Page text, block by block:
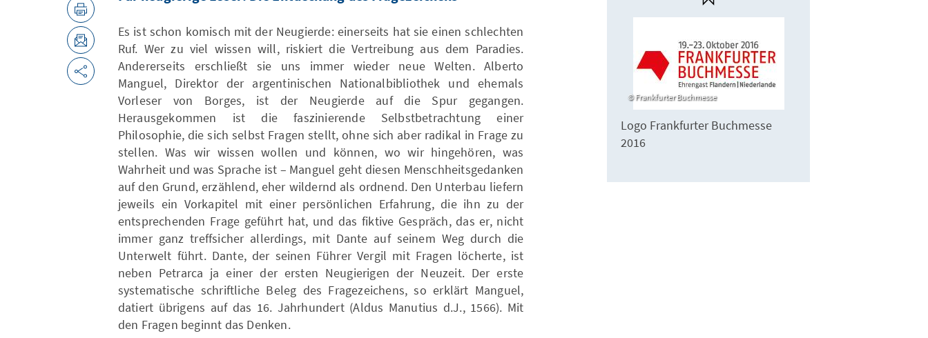
Es ist schon komisch mit der Neugierde: einerseits hat sie einen schlechten
Ruf. Wer zu viel wissen will, riskiert die Vertreibung aus dem Paradies.
Andererseits erschließt sie uns immer wieder neue Welten. Alberto
Manguel, Direktor der argentinischen Nationalbibliothek und ehemals
Vorleser von Borges, ist der Neugierde auf die Spur gegangen.
Herausgekommen ist die faszinierende Selbstbetrachtung einer
Philosophie, die sich selbst Fragen stellt, ohne sich aber radikal in Frage zu
stellen. Was wir wissen wollen und können, wo wir hingehören, was
Wahrheit und was Sprache ist – Manguel geht diesen Menschheitsgedanken
auf den Grund, erzählend, eher wildernd als ordnend. Den Unterbau liefern
jeweils ein Vorkapitel mit einer persönlichen Erfahrung, die ihn zu der
entsprechenden Frage geführt hat, und das fiktive Gespräch, das er, nicht
immer ganz treffsicher allerdings, mit Dante auf seinem Weg durch die
Unterwelt führt. Dante, der seinen Führer Vergil mit Fragen löcherte, ist
neben Petrarca ja einer der ersten Neugierigen der Neuzeit. Der erste
systematische schriftliche Beleg des Fragezeichens, so erklärt Manguel,
datiert übrigens auf das 16. Jahrhundert (Aldus Manutius d.J., 1566). Mit
den Fragen beginnt das Denken.
Frankfurter Buchmesse
Logo Frankfurter Buchmesse
2016